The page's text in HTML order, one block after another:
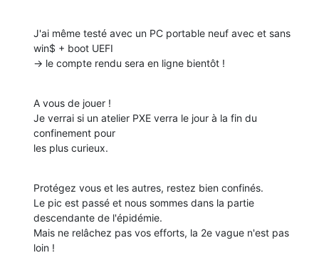
J'ai même testé avec un PC portable neuf avec et sans
win$ + boot UEFI
-> le compte rendu sera en ligne bientôt !
A vous de jouer !
Je verrai si un atelier PXE verra le jour à la fin du
confinement pour
les plus curieux.
Protégez vous et les autres, restez bien confinés.
Le pic est passé et nous sommes dans la partie
descendante de l'épidémie.
Mais ne relâchez pas vos efforts, la 2e vague n'est pas
loin !